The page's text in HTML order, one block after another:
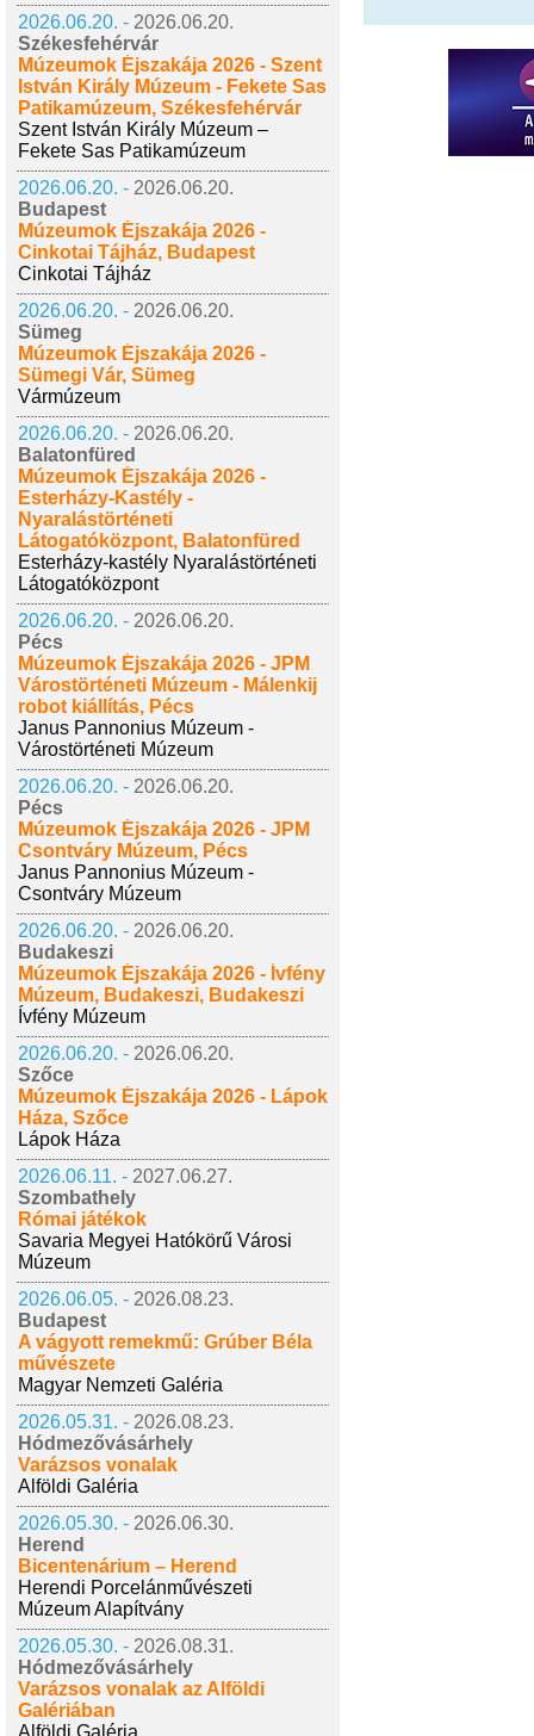
2026.06.20. - 2026.06.20.
Székesfehérvár
Múzeumok Éjszakája 2026 - Szent
István Király Múzeum - Fekete Sas
Patikamúzeum, Székesfehérvár
Szent István Király Múzeum –
Fekete Sas Patikamúzeum
2026.06.20. - 2026.06.20.
Budapest
Múzeumok Éjszakája 2026 -
Cinkotai Tájház, Budapest
Cinkotai Tájház
2026.06.20. - 2026.06.20.
Sümeg
Múzeumok Éjszakája 2026 -
Sümegi Vár, Sümeg
Vármúzeum
2026.06.20. - 2026.06.20.
Balatonfüred
Múzeumok Éjszakája 2026 -
Esterházy-Kastély -
Nyaralástörténeti
Látogatóközpont, Balatonfüred
Esterházy-kastély Nyaralástörténeti
Látogatóközpont
2026.06.20. - 2026.06.20.
Pécs
Múzeumok Éjszakája 2026 - JPM
Várostörténeti Múzeum - Málenkij
robot kiállítás, Pécs
Janus Pannonius Múzeum -
Várostörténeti Múzeum
2026.06.20. - 2026.06.20.
Pécs
Múzeumok Éjszakája 2026 - JPM
Csontváry Múzeum, Pécs
Janus Pannonius Múzeum -
Csontváry Múzeum
2026.06.20. - 2026.06.20.
Budakeszi
Múzeumok Éjszakája 2026 - Ívfény
Múzeum, Budakeszi, Budakeszi
Ívfény Múzeum
2026.06.20. - 2026.06.20.
Szőce
Múzeumok Éjszakája 2026 - Lápok
Háza, Szőce
Lápok Háza
2026.06.11. - 2027.06.27.
Szombathely
Római játékok
Savaria Megyei Hatókörű Városi
Múzeum
2026.06.05. - 2026.08.23.
Budapest
A vágyott remekmű: Grúber Béla
művészete
Magyar Nemzeti Galéria
2026.05.31. - 2026.08.23.
Hódmezővásárhely
Varázsos vonalak
Alföldi Galéria
2026.05.30. - 2026.06.30.
Herend
Bicentenárium – Herend
Herendi Porcelánművészeti
Múzeum Alapítvány
2026.05.30. - 2026.08.31.
Hódmezővásárhely
Varázsos vonalak az Alföldi
Galériában
Alföldi Galéria